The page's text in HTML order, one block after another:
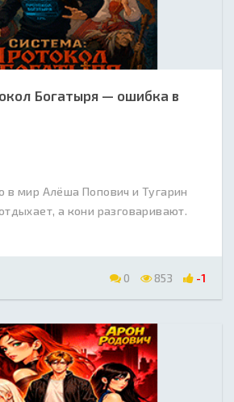
Богатыря — ошибка в
в мир Алёша Попович и Тугарин
а кони разговаривают.
0 853 -1